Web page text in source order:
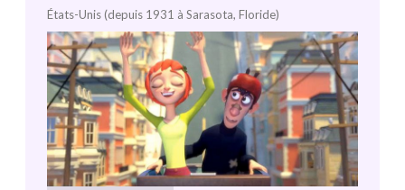
États-Unis (depuis 1931 à Sarasota, Floride)